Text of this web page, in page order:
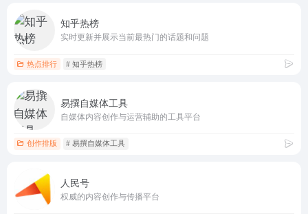
知乎热榜
实时更新并展示当前最热门的话题和问题
热点排行 # 知乎热榜
易撰自媒体工具
自媒体内容创作与运营辅助的工具平台
创作排版 # 易撰自媒体工具
人民号
权威的内容创作与传播平台